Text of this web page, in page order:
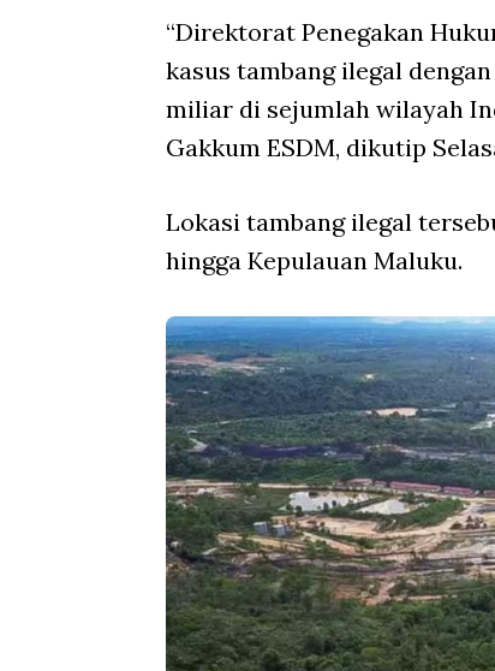
“Direktorat Penegakan
kasus tambang ilegal
miliar di sejumlah wilayah
Gakkum ESDM, dikutip
Lokasi tambang ilegal
hingga Kepulauan Maluku.